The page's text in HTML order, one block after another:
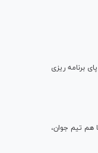
برنامه ریزی
هم تیم جوان،